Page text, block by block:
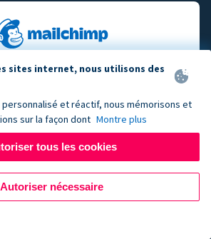
sites internet, nous utilisons des
et réactif, nous mémorisons et
sur la façon dont Montre plus
tous les cookies
Autoriser nécessaire